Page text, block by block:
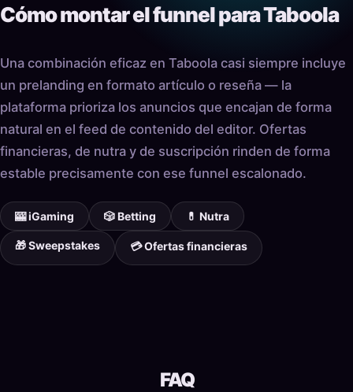
Cómo montar el funnel para Taboola
Una combinación eficaz en Taboola casi siempre incluye
un prelanding en formato artículo o reseña — la
plataforma prioriza los anuncios que encajan de forma
natural en el feed de contenido del editor. Ofertas
financieras, de nutra y de suscripción rinden de forma
estable precisamente con ese funnel escalonado.
🎰 iGaming 🎲 Betting 💊 Nutra
🎁 Sweepstakes 💳 Ofertas financieras
FAQ